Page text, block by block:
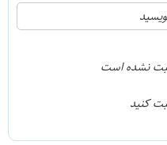
ثبت نشده است
کنید